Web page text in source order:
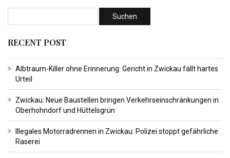
RECENT POST
Albtraum-Killer ohne Erinnerung: Gericht in Zwickau fällt hartes
Urteil
Zwickau: Neue Baustellen bringen Verkehrseinschränkungen in
Oberhohndorf und Hüttelsgrün
Illegales Motorradrennen in Zwickau: Polizei stoppt gefährliche
Raserei